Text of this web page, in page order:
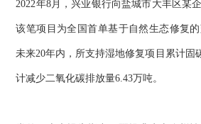
2022年8月，兴业银行向盐城市大丰区某
该笔项目为全国首单基于自然生态修复
未来20年内，所支持湿地修复项目累计固
计减少二氧化碳排放量6.43万吨。